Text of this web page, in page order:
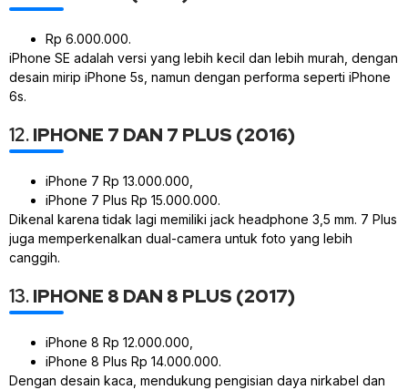
Rp 6.000.000.
iPhone SE adalah versi yang lebih kecil dan lebih murah, dengan
desain mirip iPhone 5s, namun dengan performa seperti iPhone
6s.
12.IPHONE 7 DAN 7 PLUS (2016)
iPhone 7 Rp 13.000.000,
iPhone 7 Plus Rp 15.000.000.
Dikenal karena tidak lagi memiliki jack headphone 3,5 mm. 7 Plus
juga memperkenalkan dual-camera untuk foto yang lebih
canggih.
13.IPHONE 8 DAN 8 PLUS (2017)
iPhone 8 Rp 12.000.000,
iPhone 8 Plus Rp 14.000.000.
Dengan desain kaca, mendukung pengisian daya nirkabel dan